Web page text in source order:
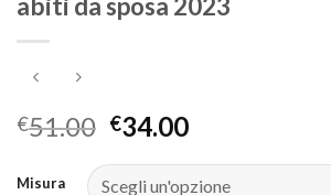
abiti da sposa 2023
€51.00 €34.00
Misura